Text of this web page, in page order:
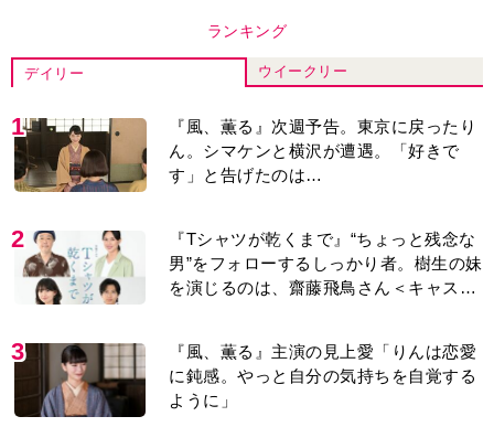
ランキング
デイリー ウイークリー
1
『風、薫る』次週予告。東京に戻ったり
ん。シマケンと横沢が遭遇。「好きで
す」と告げたのは…
2
『Tシャツが乾くまで』“ちょっと残念な
男”をフォローするしっかり者。樹生の妹
を演じるのは、齋藤飛鳥さん＜キャスト
3
『風、薫る』主演の見上愛「りんは恋愛
に鈍感。やっと自分の気持ちを自覚する
ように」